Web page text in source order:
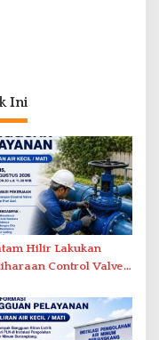
Ini
Hilir Lakukan
Control Valve,